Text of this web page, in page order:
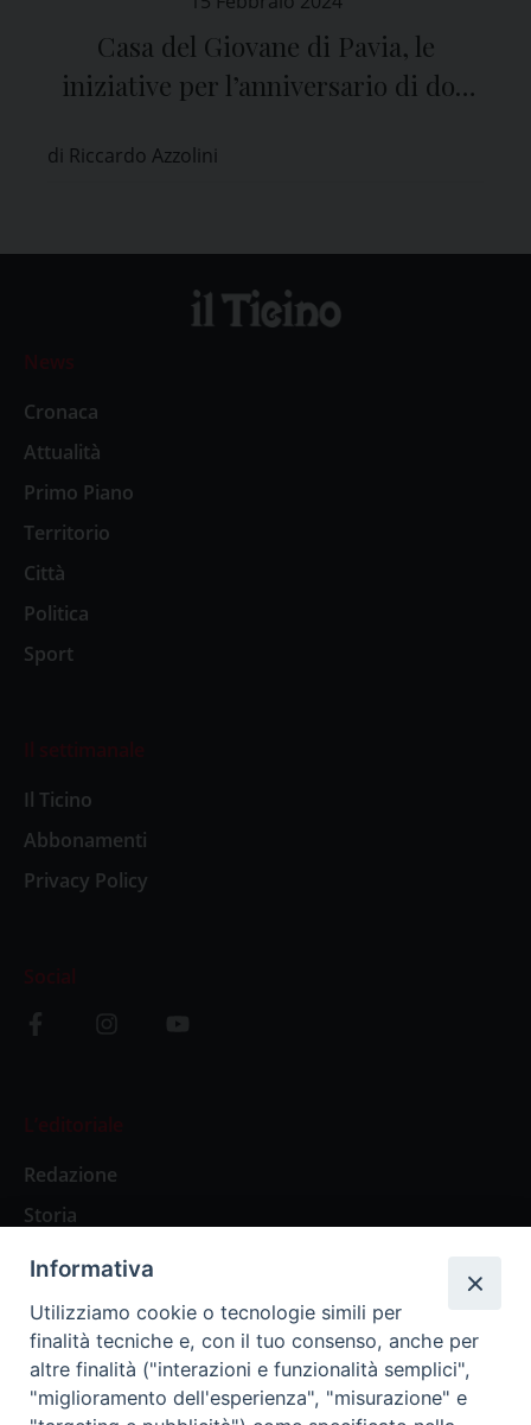
Casa del Giovane di Pavia, le
iniziative per l’anniversario di don
di Riccardo Azzolini
News
Cronaca
Attualità
Primo Piano
Territorio
Città
Politica
Sport
Il settimanale
Il Ticino
Abbonamenti
Privacy Policy
Social
L’editoriale
Redazione
Storia
Abbonamenti
Abbonamento Annuale Digitale
Abbonamento Annuale Cartaceo
Informativa
Utilizziamo cookie o tecnologie simili per
finalità tecniche e, con il tuo consenso, anche per
altre finalità ("interazioni e funzionalità semplici",
"miglioramento dell'esperienza", "misurazione" e